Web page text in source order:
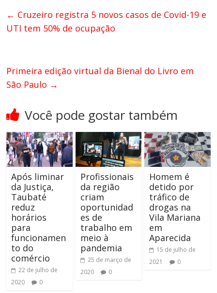
← Cruzeiro registra 5 novos casos de Covid-19 e
UTI tem 50% de ocupação
Primeira edição virtual da Bienal do Livro em
São Paulo →
Você pode gostar também
Após liminar
da Justiça,
Taubaté
reduz
horários
para
funcionamen
to do
comércio
22 de julho de
2020
0
Profissionais
da região
criam
oportunidad
es de
trabalho em
meio à
pandemia
25 de março de
2020
0
Homem é
detido por
tráfico de
drogas na
Vila Mariana
em
Aparecida
15 de julho de
2021
0